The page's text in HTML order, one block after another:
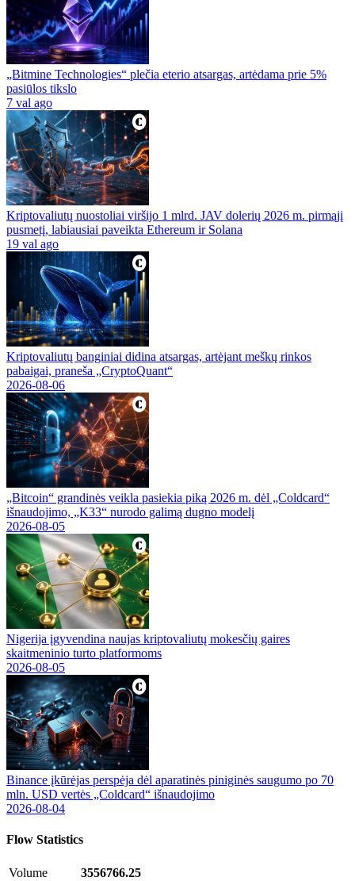
„Bitmine Technologies“ plečia eterio atsargas, artėdama prie 5%
pasiūlos tikslo
7 val ago
Kriptovaliutų nuostoliai viršijo 1 mlrd. JAV dolerių 2026 m. pirmąjį
pusmetį, labiausiai paveikta Ethereum ir Solana
19 val ago
Kriptovaliutų banginiai didina atsargas, artėjant meškų rinkos
pabaigai, praneša „CryptoQuant“
2026-08-06
„Bitcoin“ grandinės veikla pasiekia piką 2026 m. dėl „Coldcard“
išnaudojimo, „K33“ nurodo galimą dugno modelį
2026-08-05
Nigerija įgyvendina naujas kriptovaliutų mokesčių gaires
skaitmeninio turto platformoms
2026-08-05
Binance įkūrėjas perspėja dėl aparatinės piniginės saugumo po 70
mln. USD vertės „Coldcard“ išnaudojimo
2026-08-04
Flow Statistics
Volume
3556766.25